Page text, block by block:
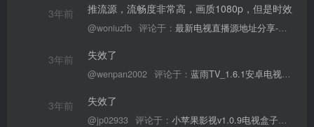
3年前 推流源，流畅度非常高，画质1080p，但是时效
@woniuzfb 评论于： 最新电视直播源地址分享-抖音推流源6/14
3年前 失效了
@wenpan2002 评论于： 蓝雨TV_1.6.1安卓电视TV版下载，港澳台世界海外频道真不少！
3年前 失效了
@jp02933 评论于： 小苹果影视v1.0.9电视盒子破解版下载，继续免费白嫖直播和点播！